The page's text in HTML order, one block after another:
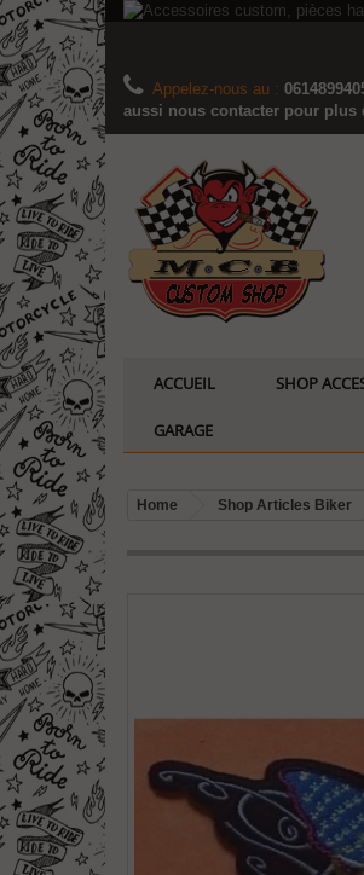
Appelez-nous au :
aussi nous contacter pour
ACCUEIL SHOP
GARAGE
Home Shop Articles Biker